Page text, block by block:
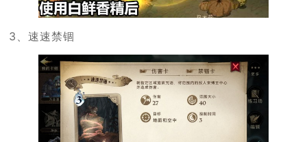
3、速速禁锢